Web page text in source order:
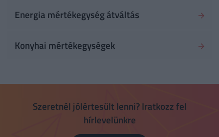
Energia mértékegység átváltás
Konyhai mértékegységek
Szeretnél jólértesült lenni? Iratkozz fel
hírlevelünkre